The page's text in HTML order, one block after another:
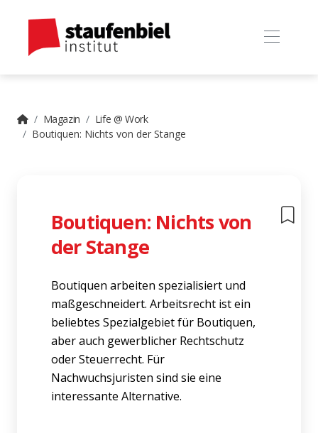
Magazin
Life @ Work
Boutiquen: Nichts von der Stange
Boutiquen: Nichts von
der Stange
Boutiquen arbeiten spezialisiert und
maßgeschneidert. Arbeitsrecht ist ein
beliebtes Spezialgebiet für Boutiquen,
aber auch gewerblicher Rechtschutz
oder Steuerrecht. Für
Nachwuchsjuristen sind sie eine
interessante Alternative.